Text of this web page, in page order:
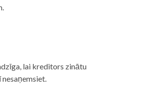
lai kreditors zinātu